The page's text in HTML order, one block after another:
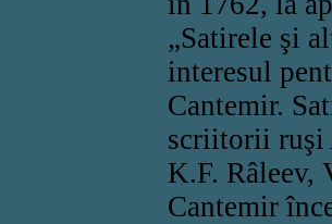
„Satirele şi
interesul
Cantemir.
scriitorii ruşi
K.F.
Cantemir